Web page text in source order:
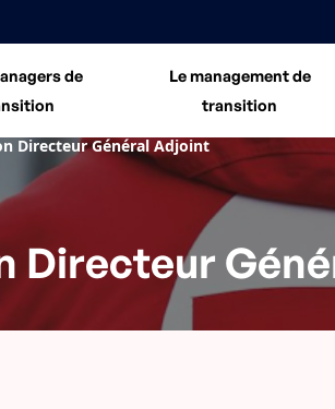
de
Le management de
transition
Directeur Général Adjoint
Directeur